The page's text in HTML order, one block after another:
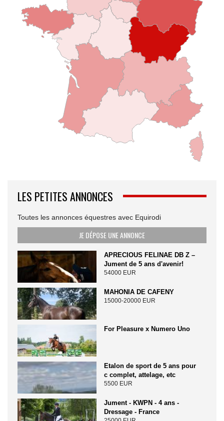
LES PETITES ANNONCES
Toutes les annonces équestres avec Equirodi
JE DÉPOSE UNE ANNONCE
APRECIOUS FELINAE DB Z –
Jument de 5 ans d'avenir!
54000 EUR
MAHONIA DE CAFENY
15000-20000 EUR
For Pleasure x Numero Uno
Etalon de sport de 5 ans pour
c complet, attelage, etc
5500 EUR
Jument - KWPN - 4 ans -
Dressage - France